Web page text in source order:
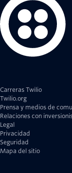
Carreras Twilio
Twilio.org
Prensa y medios de
Relaciones con
Legal
Privacidad
Seguridad
Mapa del sitio